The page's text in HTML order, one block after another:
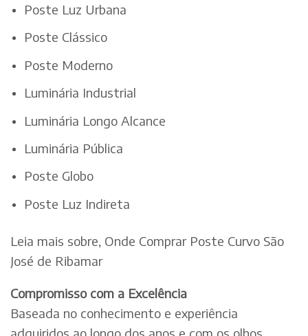
Poste Luz Urbana
Poste Clássico
Poste Moderno
Luminária Industrial
Luminária Longo Alcance
Luminária Pública
Poste Globo
Poste Luz Indireta
Leia mais sobre, Onde Comprar Poste Curvo São
José de Ribamar
Compromisso com a Excelência
Baseada no conhecimento e experiência